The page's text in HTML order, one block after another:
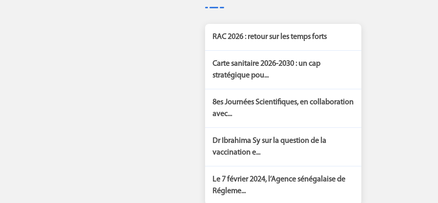
RAC 2026 : retour sur les temps forts
Carte sanitaire 2026-2030 : un cap
stratégique pou...
8es Journées Scientifiques, en collaboration
avec...
Dr Ibrahima Sy sur la question de la
vaccination e...
Le 7 février 2024, l’Agence sénégalaise de
Régleme...